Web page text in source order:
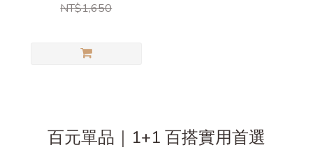
NT$1,650
百元單品｜1+1 百搭實用首選